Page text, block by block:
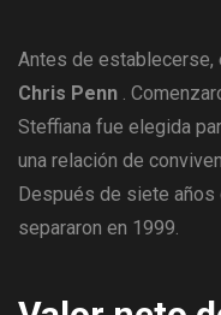
Antes de establecerse,
Chris Penn .
Steffiana fue elegida
una relación de
Después de siete años
separaron en 1999.